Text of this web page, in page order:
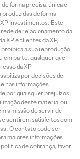
forma precisa, única e
produzidas de forma
Investimentos. Este
de relacionamento da
XP e clientes da XP,
proibida a sua reprodução
em parte, qualquer que
da XP
por decisões de
nas informações
por quaisquer prejuízos,
deste material ou
a missão de servir de
sentirem satisfeitos com
O contato pode ser
maiores informações
de cobrança, favor